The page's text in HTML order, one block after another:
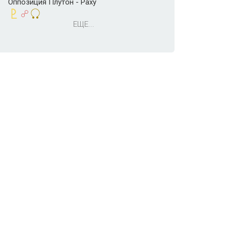
Оппозиция Плутон - Раху
ЕЩЕ...